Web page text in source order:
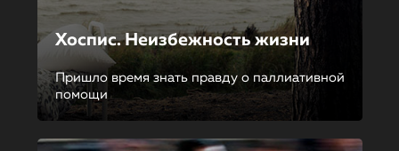
Хоспис. Неизбежность жизни
Пришло время знать правду о паллиативной
помощи